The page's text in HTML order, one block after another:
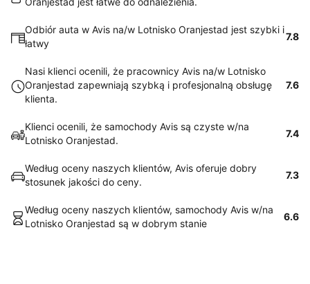
Odbiór auta w Avis na/w Lotnisko Oranjestad jest szybki i
łatwy
7.8
Nasi klienci ocenili, że pracownicy Avis na/w Lotnisko
Oranjestad zapewniają szybką i profesjonalną obsługę
klienta.
7.6
Klienci ocenili, że samochody Avis są czyste w/na
Lotnisko Oranjestad.
7.4
Według oceny naszych klientów, Avis oferuje dobry
stosunek jakości do ceny.
7.3
Według oceny naszych klientów, samochody Avis w/na
Lotnisko Oranjestad są w dobrym stanie
6.6